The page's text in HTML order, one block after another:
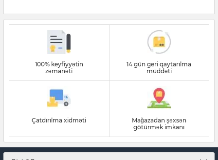
100% keyfiyyətin
zəmanəti
14 gün geri qaytarılma
müddəti
Çatdırılma xidməti
Mağazadan şəxsən
götürmək imkanı